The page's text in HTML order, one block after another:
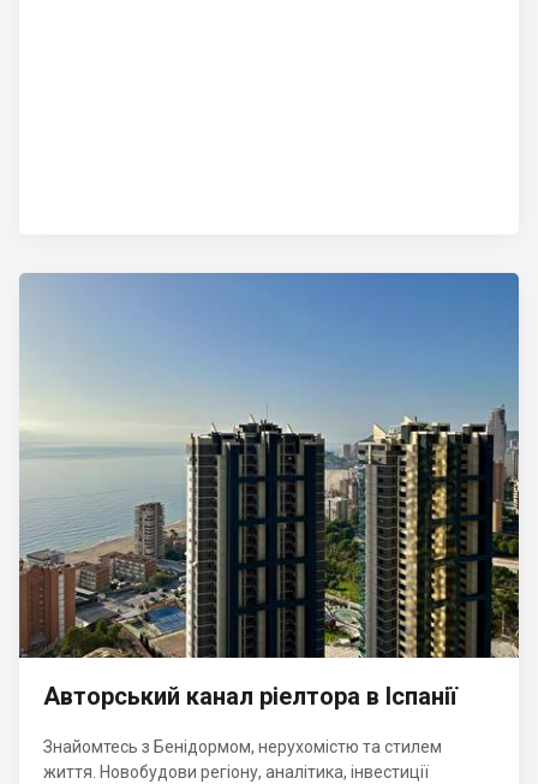
Авторський канал ріелтора в Іспанії
Знайомтесь з Бенідормом, нерухомістю та стилем
життя. Новобудови регіону, аналітика, інвестиції